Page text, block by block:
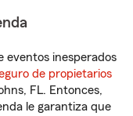
eventos inesperados
de propietarios
FL. Entonces,
le garantiza que